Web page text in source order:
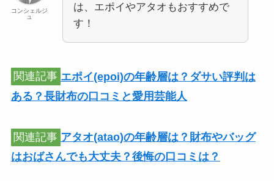
コンシェルジ
ュ
は、エポイやアタオもおすすめで
す！
関連記事 エポイ(epoi)の年齢層は？ダサい評判は
ある？長財布の口コミと愛用芸能人
関連記事 アタオ(atao)の年齢層は？財布やバッグ
はおばさんでも大丈夫？後悔の口コミは？